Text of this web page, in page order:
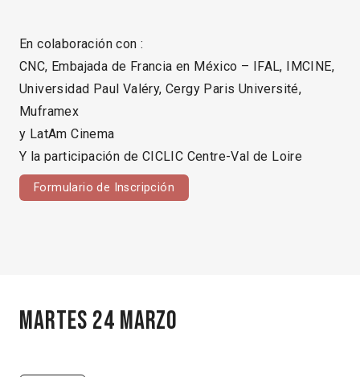
En colaboración con :
CNC, Embajada de Francia en México – IFAL, IMCINE,
Universidad Paul Valéry, Cergy Paris Université,
Muframex
y LatAm Cinema
Y la participación de CICLIC Centre-Val de Loire
Formulario de Inscripción
Martes 24 marzo